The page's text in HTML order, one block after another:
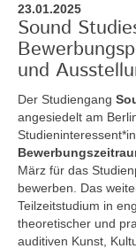
23.01.2025
Sound
und
Der Studiengang
angesiedelt am
März für das
bewerben. Das
Teilzeitstudium in
theoretischer und
auditiven Kunst,